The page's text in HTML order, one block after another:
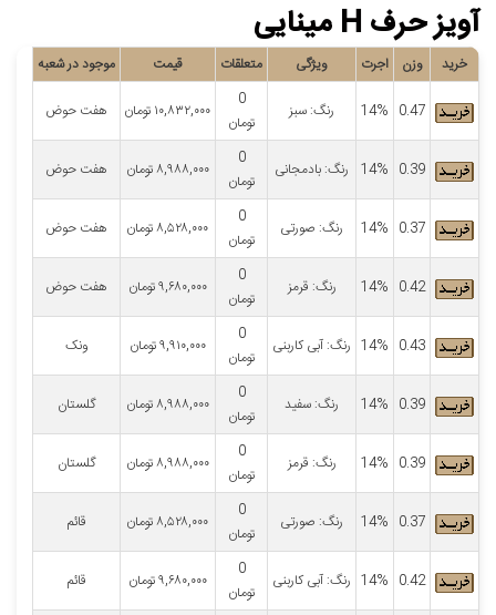
آویز حرف H مینایی
خرید وزن اجرت ویژگی متعلقات قیمت موجود در شعبه
0.47
14% رنگ: سبز
0
تومان
۱۰,۸۳۲,۰۰۰ تومان هفت حوض
0.39
14% رنگ: بادمجانی
0
تومان
۸,۹۸۸,۰۰۰تومان هفت حوض
0.37
14% رنگ: صورتی
0
تومان
۸,۵۲۸,۰۰۰تومان هفت حوض
0.42
14% رنگ: قرمز
0
تومان
۹,۶۸۰,۰۰۰تومان هفت حوض
0.43
14% رنگ: آبی کاربنی
0
تومان
۹,۹۱۰,۰۰۰تومان ونک
0.39
14% رنگ: سفید
0
تومان
۸,۹۸۸,۰۰۰تومان گلستان
0.39
14% رنگ: قرمز
0
تومان
۸,۹۸۸,۰۰۰تومان گلستان
0.37
14% رنگ: صورتی
0
تومان
۸,۵۲۸,۰۰۰تومان قائم
0.42
14% رنگ: آبی کاربنی
0
تومان
۹,۶۸۰,۰۰۰تومان قائم